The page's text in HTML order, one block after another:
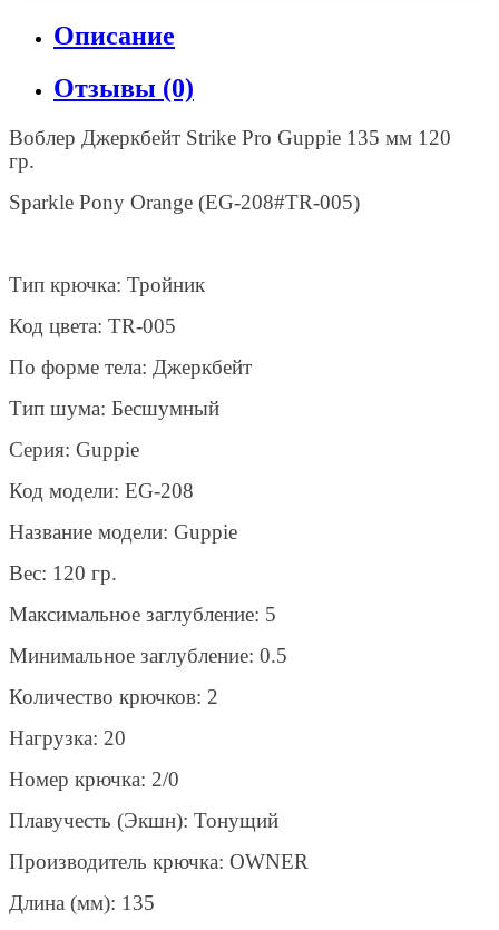
Описание
Отзывы (0)
Воблер Джеркбейт Strike Pro Guppie 135 мм 120
гр.
Sparkle Pony Orange (EG-208#TR-005)
Тип крючка: Тройник
Код цвета: TR-005
По форме тела: Джеркбейт
Тип шума: Бесшумный
Серия: Guppie
Код модели: EG-208
Название модели: Guppie
Вес: 120 гр.
Максимальное заглубление: 5
Минимальное заглубление: 0.5
Количество крючков: 2
Нагрузка: 20
Номер крючка: 2/0
Плавучесть (Экшн): Тонущий
Производитель крючка: OWNER
Длина (мм): 135